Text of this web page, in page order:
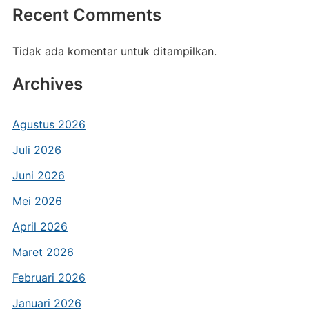
Recent Comments
Tidak ada komentar untuk ditampilkan.
Archives
Agustus 2026
Juli 2026
Juni 2026
Mei 2026
April 2026
Maret 2026
Februari 2026
Januari 2026